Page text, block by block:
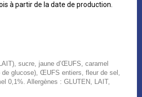
à partir de la date de production.
sucre, jaune d’ŒUFS, caramel
de glucose), ŒUFS entiers, fleur de sel,
0,1%. Allergènes : GLUTEN, LAIT,